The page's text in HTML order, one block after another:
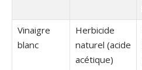
Vinaigre
blanc
Herbicide
naturel (acide
acétique)